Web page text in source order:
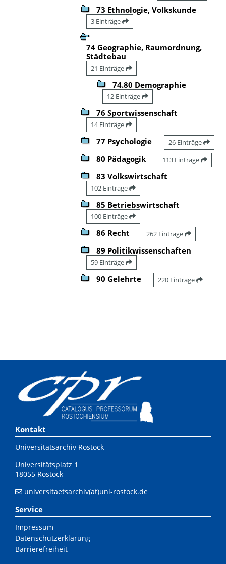
73 Ethnologie, Volkskunde
3 Einträge
74 Geographie, Raumordnung,
Städtebau
21 Einträge
74.80 Demographie
12 Einträge
76 Sportwissenschaft
14 Einträge
77 Psychologie 26 Einträge
80 Pädagogik 113 Einträge
83 Volkswirtschaft
102 Einträge
85 Betriebswirtschaft
100 Einträge
86 Recht 262 Einträge
89 Politikwissenschaften
59 Einträge
90 Gelehrte 220 Einträge
Kontakt
Universitätsarchiv Rostock
Universitätsplatz 1
18055 Rostock
universitaetsarchiv(at)uni-rostock.de
Service
Impressum
Datenschutzerklärung
Barrierefreiheit